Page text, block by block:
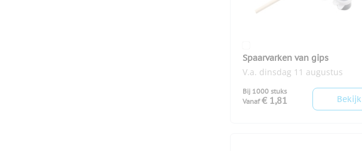
Spaarvarken van gips
V.a. dinsdag 11 augustus
Bij 1000 stuks
Vanaf € 1,81 Bekijk